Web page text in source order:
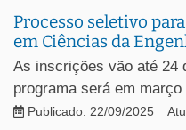
Processo seletivo
em Ciências da
As inscrições vão até 24
programa será em março
Publicado: 22/09/2025